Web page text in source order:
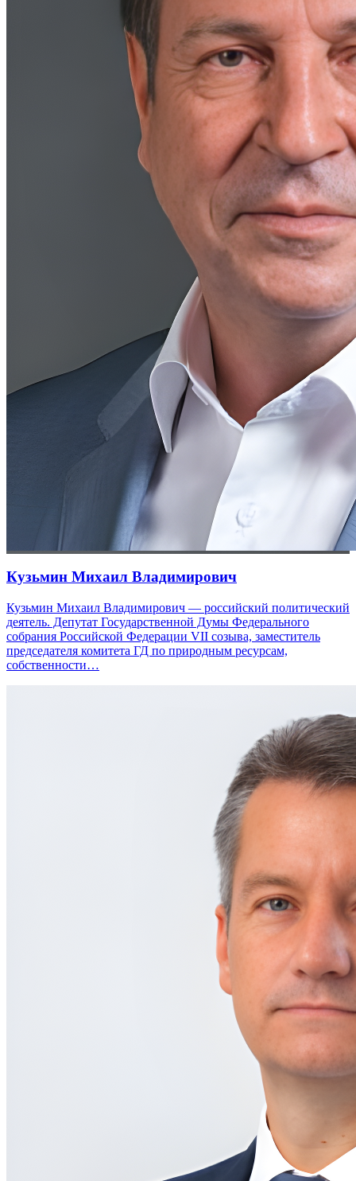
Кузьмин Михаил Владимирович
Кузьмин Михаил Владимирович — российский политический
деятель. Депутат Государственной Думы Федерального
собрания Российской Федерации VII созыва, заместитель
председателя комитета ГД по природным ресурсам,
собственности…